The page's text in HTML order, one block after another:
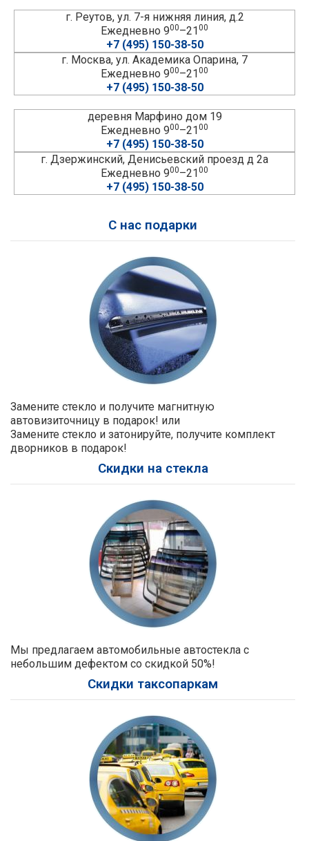
г. Реутов, ул. 7-я нижняя линия, д.2
Ежедневно 900–2100
+7 (495) 150-38-50
г. Москва, ул. Академика Опарина, 7
Ежедневно 900–2100
+7 (495) 150-38-50
деревня Марфино дом 19
Ежедневно 900–2100
+7 (495) 150-38-50
г. Дзержинский, Денисьевский проезд д 2а
Ежедневно 900–2100
+7 (495) 150-38-50
С нас подарки
Замените стекло и получите магнитную
автовизиточницу в подарок! или
Замените стекло и затонируйте, получите комплект
дворников в подарок!
Скидки на стекла
Мы предлагаем автомобильные автостекла с
небольшим дефектом со скидкой 50%!
Скидки таксопаркам